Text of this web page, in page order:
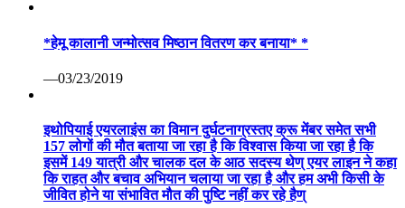
*हेमू कालानी जन्मोत्सव मिष्ठान वितरण कर बनाया* *
—03/23/2019
इथोपियाई एयरलाइंस का विमान दुर्घटनाग्रस्तए क्रू मेंबर समेत सभी
157 लोगों की मौत बताया जा रहा है कि विश्वास किया जा रहा है कि
इसमें 149 यात्री और चालक दल के आठ सदस्य थेण् एयर लाइन ने कहा
कि राहत और बचाव अभियान चलाया जा रहा है और हम अभी किसी के
जीवित होने या संभावित मौत की पुष्टि नहीं कर रहे हैण्